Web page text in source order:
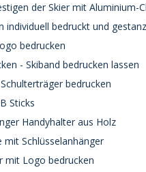
der Skier mit Aluminium-
individuell bedruckt und
bedrucken
- Skiband bedrucken lassen
bedrucken
Sticks
Handyhalter aus Holz
mit Schlüsselanhänger
mit Logo bedrucken